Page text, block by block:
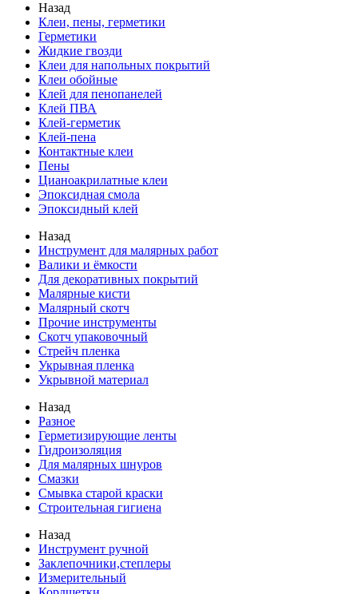
Назад
Клеи, пены, герметики
Герметики
Жидкие гвозди
Клеи для напольных покрытий
Клеи обойные
Клей для пенопанелей
Клей ПВА
Клей-герметик
Клей-пена
Контактные клеи
Пены
Цианоакрилатные клеи
Эпоксидная смола
Эпоксидный клей
Назад
Инструмент для малярных работ
Валики и ёмкости
Для декоративных покрытий
Малярные кисти
Малярный скотч
Прочие инструменты
Скотч упаковочный
Стрейч пленка
Укрывная пленка
Укрывной материал
Назад
Разное
Герметизирующие ленты
Гидроизоляция
Для малярных шнуров
Смазки
Смывка старой краски
Строительная гигиена
Назад
Инструмент ручной
Заклепочники,степлеры
Измерительный